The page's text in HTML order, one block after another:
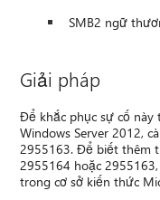
SMB2 ngữ
Giải pháp
Để khắc phục sự cố này
Windows Server 2012,
2955163. Để biết thêm
2955164 hoặc
trong cơ sở kiến thức